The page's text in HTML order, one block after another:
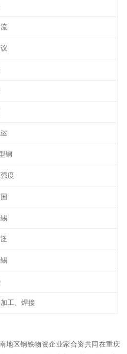
钢
度
工、焊接
地区钢铁物资企业家合资共同在重庆